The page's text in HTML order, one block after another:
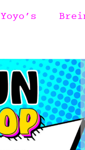
Yoyo’s